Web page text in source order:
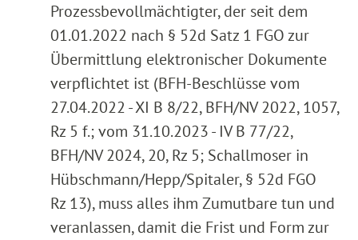
Prozessbevollmächtigter, der seit dem
01.01.2022 nach § 52d Satz 1 FGO zur
Übermittlung elektronischer Dokumente
verpflichtet ist (BFH-Beschlüsse vom
27.04.2022 - XI B 8/22, BFH/NV 2022, 1057,
Rz 5 f.; vom 31.10.2023 - IV B 77/22,
BFH/NV 2024, 20, Rz 5; Schallmoser in
Hübschmann/Hepp/Spitaler, § 52d FGO
Rz 13), muss alles ihm Zumutbare tun und
veranlassen, damit die Frist und Form zur